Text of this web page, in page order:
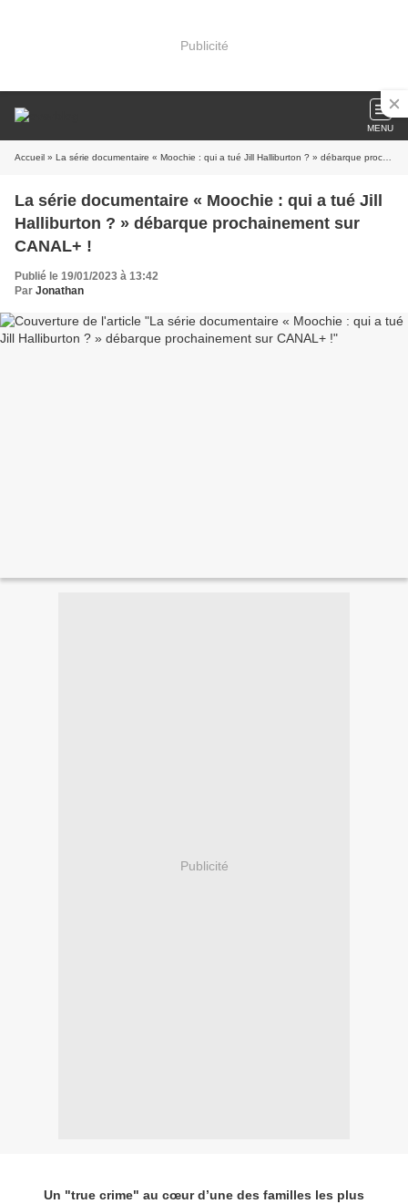
Publicité
MENU
Accueil » La série documentaire « Moochie : qui a tué Jill Halliburton ? » débarque prochainement sur CANAL+ !
La série documentaire « Moochie : qui a tué Jill
Halliburton ? » débarque prochainement sur
CANAL+ !
Publié le 19/01/2023 à 13:42
Par Jonathan
Publicité
Un "true crime" au cœur d’une des familles les plus